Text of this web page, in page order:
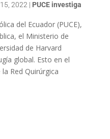
2022 | PUCE investiga
del Ecuador (PUCE),
el Ministerio de
de Harvard
global. Esto en el
Red Quirúrgica